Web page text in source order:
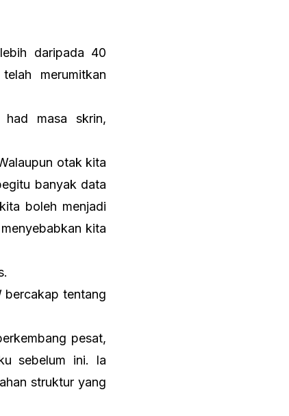
daripada 40
merumitkan
had masa skrin,
otak kita
banyak data
boleh menjadi
kita
bercakap tentang
pesat,
sebelum ini. Ia
struktur yang